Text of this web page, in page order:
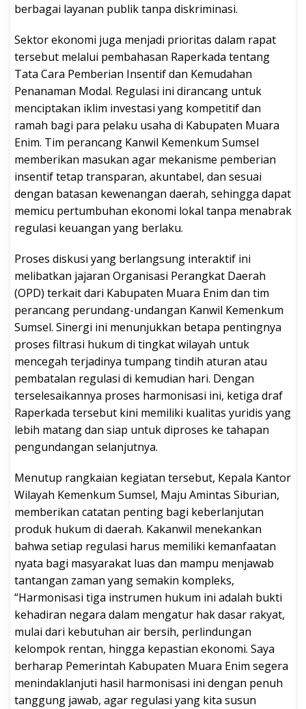
berbagai layanan publik tanpa diskriminasi.
Sektor ekonomi juga menjadi prioritas dalam rapat
tersebut melalui pembahasan Raperkada tentang
Tata Cara Pemberian Insentif dan Kemudahan
Penanaman Modal. Regulasi ini dirancang untuk
menciptakan iklim investasi yang kompetitif dan
ramah bagi para pelaku usaha di Kabupaten Muara
Enim. Tim perancang Kanwil Kemenkum Sumsel
memberikan masukan agar mekanisme pemberian
insentif tetap transparan, akuntabel, dan sesuai
dengan batasan kewenangan daerah, sehingga dapat
memicu pertumbuhan ekonomi lokal tanpa menabrak
regulasi keuangan yang berlaku.
Proses diskusi yang berlangsung interaktif ini
melibatkan jajaran Organisasi Perangkat Daerah
(OPD) terkait dari Kabupaten Muara Enim dan tim
perancang perundang-undangan Kanwil Kemenkum
Sumsel. Sinergi ini menunjukkan betapa pentingnya
proses filtrasi hukum di tingkat wilayah untuk
mencegah terjadinya tumpang tindih aturan atau
pembatalan regulasi di kemudian hari. Dengan
terselesaikannya proses harmonisasi ini, ketiga draf
Raperkada tersebut kini memiliki kualitas yuridis yang
lebih matang dan siap untuk diproses ke tahapan
pengundangan selanjutnya.
Menutup rangkaian kegiatan tersebut, Kepala Kantor
Wilayah Kemenkum Sumsel, Maju Amintas Siburian,
memberikan catatan penting bagi keberlanjutan
produk hukum di daerah. Kakanwil menekankan
bahwa setiap regulasi harus memiliki kemanfaatan
nyata bagi masyarakat luas dan mampu menjawab
tantangan zaman yang semakin kompleks,
“Harmonisasi tiga instrumen hukum ini adalah bukti
kehadiran negara dalam mengatur hak dasar rakyat,
mulai dari kebutuhan air bersih, perlindungan
kelompok rentan, hingga kepastian ekonomi. Saya
berharap Pemerintah Kabupaten Muara Enim segera
menindaklanjuti hasil harmonisasi ini dengan penuh
tanggung jawab, agar regulasi yang kita susun